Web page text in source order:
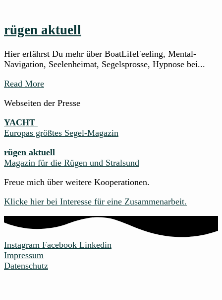
rügen aktuell
Hier erfährst Du mehr über BoatLifeFeeling, Mental-
Navigation, Seelenheimat, Segelsprosse, Hypnose bei...
Read More
Webseiten der Presse
YACHT
Europas größtes Segel-Magazin
rügen aktuell
Magazin für die Rügen und Stralsund
Freue mich über weitere Kooperationen.
Klicke hier bei Interesse für eine Zusammenarbeit.
Instagram Facebook Linkedin
Impressum
Datenschutz